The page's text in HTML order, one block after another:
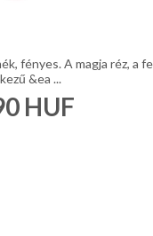
fényes. A magja réz, a
&ea ...
HUF